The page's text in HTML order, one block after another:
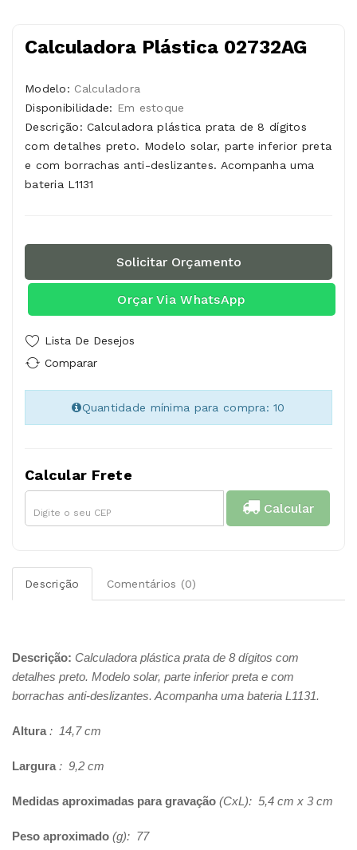
Calculadora Plástica 02732AG
Modelo: Calculadora
Disponibilidade: Em estoque
Descrição: Calculadora plástica prata de 8 dígitos
com detalhes preto. Modelo solar, parte inferior preta
e com borrachas anti-deslizantes. Acompanha uma
bateria L1131
Solicitar Orçamento
Orçar Via WhatsApp
Lista De Desejos
Comparar
Quantidade mínima para compra: 10
Calcular Frete
Calcular
Descrição Comentários (0)
Descrição: Calculadora plástica prata de 8 dígitos com
detalhes preto. Modelo solar, parte inferior preta e com
borrachas anti-deslizantes. Acompanha uma bateria L1131.
Altura : 14,7 cm
Largura : 9,2 cm
Medidas aproximadas para gravação (CxL): 5,4 cm x 3 cm
Peso aproximado (g): 77